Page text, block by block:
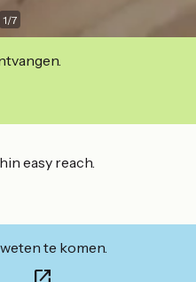
1/7
easy reach.
te komen.